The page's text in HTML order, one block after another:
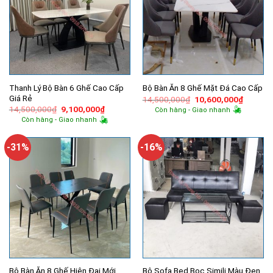
Thanh Lý Bộ Bàn 6 Ghế Cao Cấp
Giá Rẻ
14,500,000₫ Giá
gốc
là:
9,100,000₫Giá
hiện
tại
9,100,000₫.
Còn hàng - Giao nhanh
Bộ Bàn Ăn 8 Ghế Mặt Đá Cao Cấp
14,500,000₫ Giá
gốc
là:
10,600,000₫Giá
hiện
Còn hàng - Giao nhanh
-31%
Bộ Bàn Ăn 8 Ghế Hiện Đại Mới
-16%
Bộ Sofa Bed Bọc Simili Màu Đen